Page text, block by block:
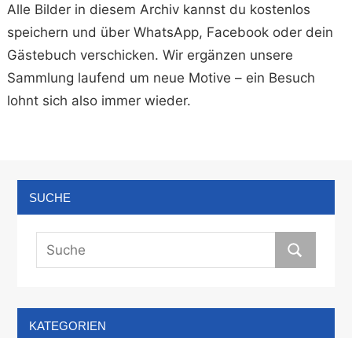
Alle Bilder in diesem Archiv kannst du kostenlos
speichern und über WhatsApp, Facebook oder dein
Gästebuch verschicken. Wir ergänzen unsere
Sammlung laufend um neue Motive – ein Besuch
lohnt sich also immer wieder.
SUCHE
KATEGORIEN